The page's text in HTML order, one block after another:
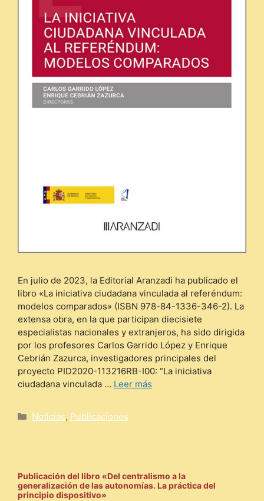
En julio de 2023, la Editorial Aranzadi ha publicado el
libro «La iniciativa ciudadana vinculada al referéndum:
modelos comparados» (ISBN 978-84-1336-346-2). La
extensa obra, en la que participan diecisiete
especialistas nacionales y extranjeros, ha sido dirigida
por los profesores Carlos Garrido López y Enrique
Cebrián Zazurca, investigadores principales del
proyecto PID2020-113216RB-I00: “La iniciativa
ciudadana vinculada … Leer más
Categorías
Noticias, Publicaciones
Publicación del libro «Del centralismo a la
generalización de las autonomías. La práctica del
principio dispositivo»